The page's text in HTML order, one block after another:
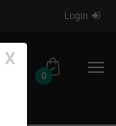
Login
0
X